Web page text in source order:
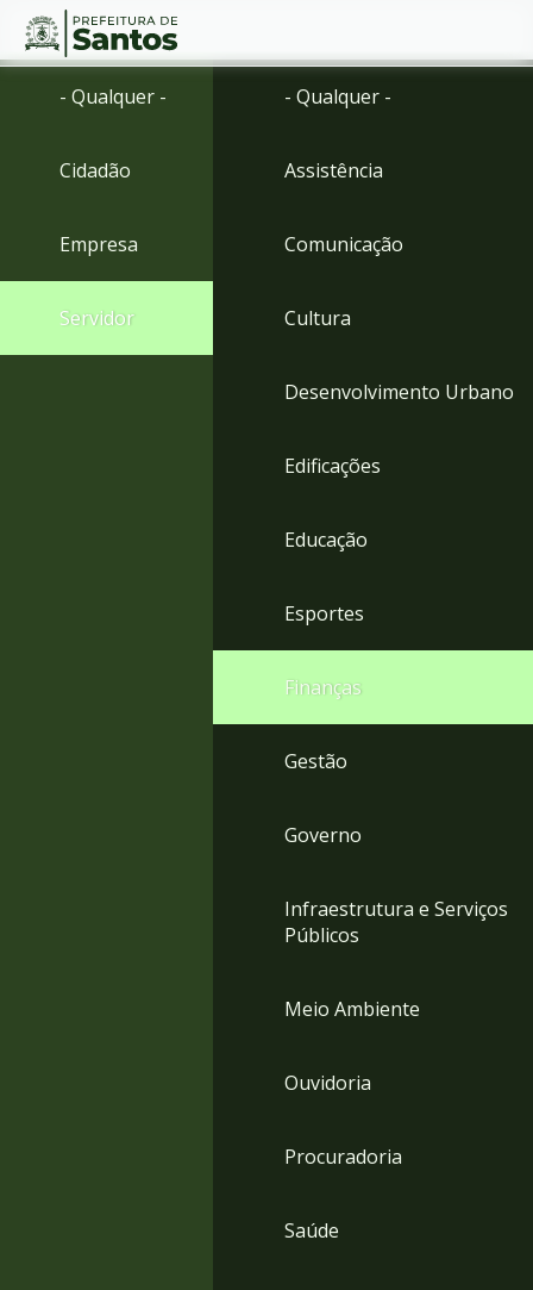
Ir
menu
para
Conteúdo
- Qualquer -
Cidadão
Empresa
Servidor
- Qualquer -
Assistência
Comunicação
Cultura
Desenvolvimento Urbano
Edificações
Educação
Esportes
Finanças
Gestão
Governo
Infraestrutura e Serviços
Públicos
Meio Ambiente
Ouvidoria
Procuradoria
Saúde